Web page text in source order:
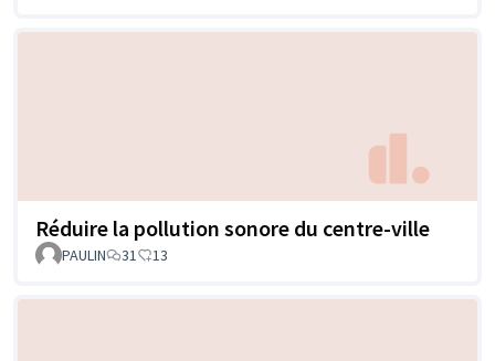
Réduire la pollution sonore du centre-ville
PAULIN 31 13